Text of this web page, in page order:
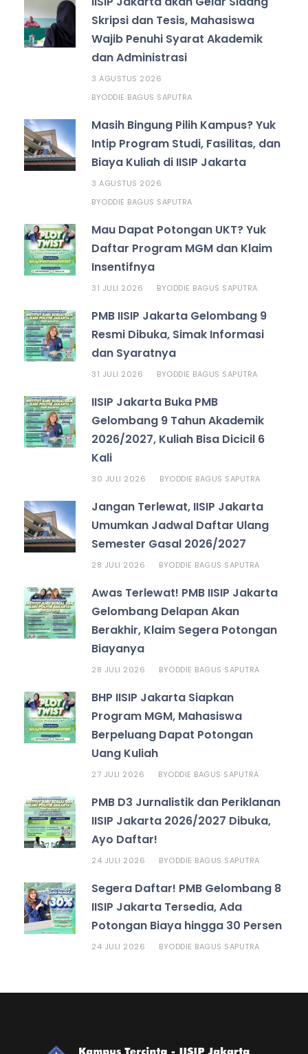
Skripsi dan Tesis, Mahasiswa
Wajib Penuhi Syarat Akademik
dan Administrasi
3 AGUSTUS 2026
BYODDIE BAGUS SAPUTRA
Masih Bingung Pilih Kampus? Yuk
Intip Program Studi, Fasilitas, dan
Biaya Kuliah di IISIP Jakarta
3 AGUSTUS 2026
BYODDIE BAGUS SAPUTRA
Mau Dapat Potongan UKT? Yuk
Daftar Program MGM dan Klaim
Insentifnya
31 JULI 2026 BYODDIE BAGUS SAPUTRA
PMB IISIP Jakarta Gelombang 9
Resmi Dibuka, Simak Informasi
dan Syaratnya
31 JULI 2026 BYODDIE BAGUS SAPUTRA
IISIP Jakarta Buka PMB
Gelombang 9 Tahun Akademik
2026/2027, Kuliah Bisa Dicicil 6
Kali
30 JULI 2026 BYODDIE BAGUS SAPUTRA
Jangan Terlewat, IISIP Jakarta
Umumkan Jadwal Daftar Ulang
Semester Gasal 2026/2027
28 JULI 2026 BYODDIE BAGUS SAPUTRA
Awas Terlewat! PMB IISIP Jakarta
Gelombang Delapan Akan
Berakhir, Klaim Segera Potongan
Biayanya
28 JULI 2026 BYODDIE BAGUS SAPUTRA
BHP IISIP Jakarta Siapkan
Program MGM, Mahasiswa
Berpeluang Dapat Potongan
Uang Kuliah
27 JULI 2026 BYODDIE BAGUS SAPUTRA
PMB D3 Jurnalistik dan Periklanan
IISIP Jakarta 2026/2027 Dibuka,
Ayo Daftar!
24 JULI 2026 BYODDIE BAGUS SAPUTRA
Segera Daftar! PMB Gelombang 8
IISIP Jakarta Tersedia, Ada
Potongan Biaya hingga 30 Persen
24 JULI 2026 BYODDIE BAGUS SAPUTRA